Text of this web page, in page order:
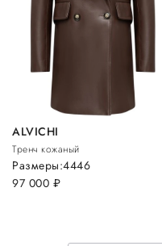
ALVICHI
Тренч кожаный
97 000 руб.
Размеры:4446